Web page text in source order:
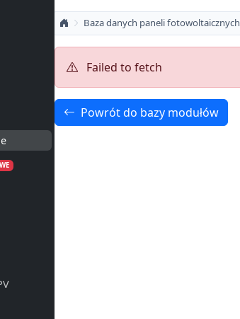
Baza danych paneli fotowoltaicznych
Failed to fetch
Powrót do bazy modułów